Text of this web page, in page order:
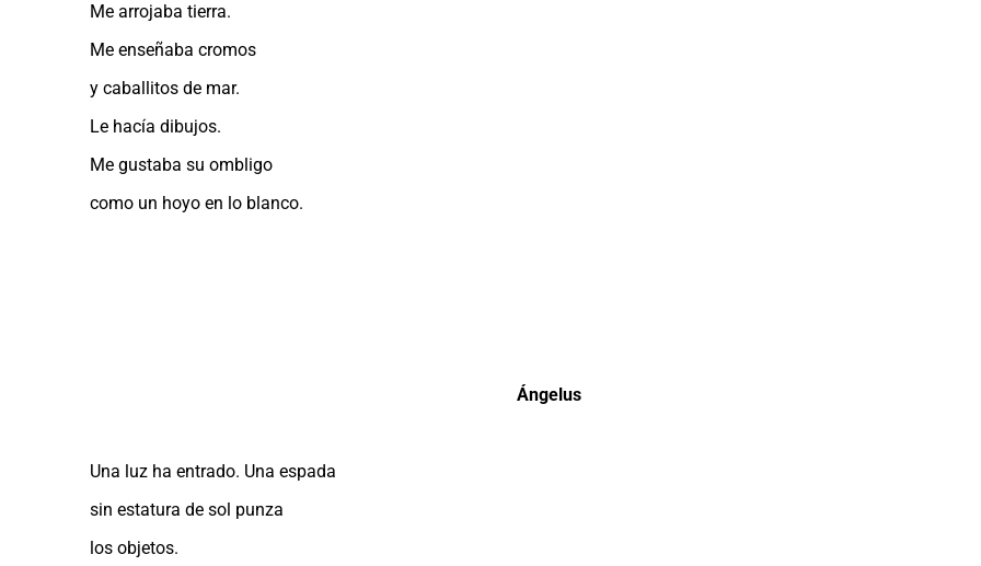
Me arrojaba tierra.
Me enseñaba cromos
y caballitos de mar.
Le hacía dibujos.
Me gustaba su ombligo
como un hoyo en lo blanco.
Ángelus
Una luz ha entrado. Una espada
sin estatura de sol punza
los objetos.